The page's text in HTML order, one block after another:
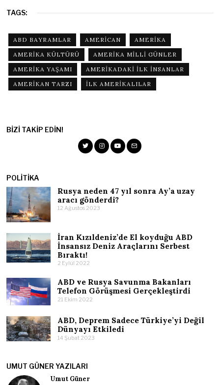
TAGS:
ABD BAYRAMLAR AMERICAN
AMERIKA
AMERIKA KÜLTÜRÜ
AMERIKA MILLI GÜNLER
AMERIKA YAŞAMI
AMERIKADAKI ILK INSANLAR
AMERIKAN TARZI
ILK AMERIKALILAR
BIZI TAKIP EDIN!
POLITIKA
Rusya neden 47 yıl sonra Ay’a uzay
aracı gönderdi?
12 Ağustos 2023
İran Kızıldeniz’de El koyduğu ABD
İnsansız Deniz Araçlarını Serbest
Bıraktı!
2 Eylül 2022
ABD ve Rusya Savunma Bakanları
Telefon Görüşmesi Gerçekleştirdi
21 Ekim 2022
ABD, Deprem Sadece Türkiye’yi Değil
Dünyayı Etkiledi
14 Şubat 2023
UMUT GÜNER YAZILARI
Umut Güner